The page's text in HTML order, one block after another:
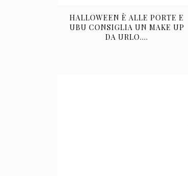
HALLOWEEN È ALLE PORTE E
UBU CONSIGLIA UN MAKE UP
DA URLO....